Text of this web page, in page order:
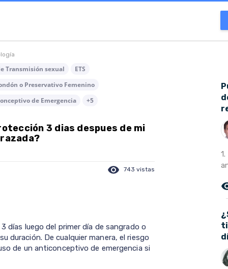
Transmisión sexual
ETS
o Preservativo Femenino
de Emergencia
+5
3 dias despues de mi
visibility 743 vistas
días luego del primer día de sangrado o
duración. De cualquier manera, el riesgo
de un anticonceptivo de emergencia si